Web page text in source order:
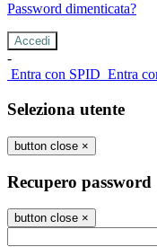
Password dimenticata?
-
Entra con SPID Entra
Seleziona utente
button close ×
Recupero password
button close ×